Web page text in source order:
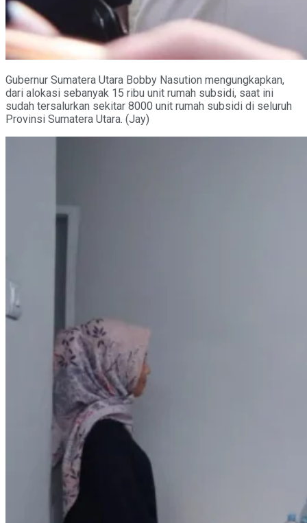
Gubernur Sumatera Utara Bobby Nasution mengungkapkan,
dari alokasi sebanyak 15 ribu unit rumah subsidi, saat ini
sudah tersalurkan sekitar 8000 unit rumah subsidi di seluruh
Provinsi Sumatera Utara. (Jay)